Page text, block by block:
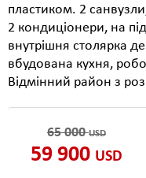
пластиком. 2
2 кондиціонери, на
внутрішня столярка
вбудована кухня,
Відмінний район з
65 000USD
59 900 USD